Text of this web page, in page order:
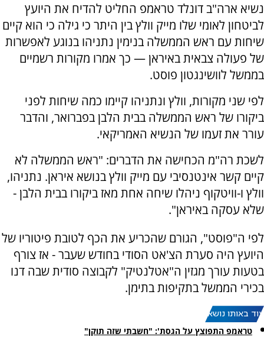
נשיא ארה"ב דונלד טראמפ החליט להדיח את היועץ
לביטחון לאומי שלו מייק וולץ בין היתר כי גילה כי הוא קיים
שיחות עם ראש הממשלה בנימין נתניהו בנוגע לאפשרות
של פעולה צבאית באיראן — כך אמרו מקורות רשמיים
בממשל לוושינגטון פוסט.
לפי שני מקורות, וולץ ונתניהו קיימו כמה שיחות לפני
ביקורו של ראש הממשלה בבית הלבן בפברואר, והדבר
עורר את זעמו של הנשיא האמריקאי.
לשכת רה"מ הכחישה את הדברים: "ראש הממשלה לא
קיים קשר אינטנסיבי עם מייק וולץ בנושא איראן. נתניהו,
וולץ ו-וויטקוף ניהלו שיחה אחת מאז ביקורו בבית הלבן -
שלא עסקה באיראן".
לפי ה"פוסט", הגורם שהכריע את הכף לטובת פיטוריו של
היועץ היה סערת הצ'אט הסודי בחודש שעבר - אז צורף
בטעות עורך מגזין ה"אטלנטיק" לקבוצה סודית שבה דנו
בכירי הממשל בתקיפות בתימן.
עוד באותו נושא:
טראמפ התפוצץ על הגסת': "חשבתי שזה תוקן"